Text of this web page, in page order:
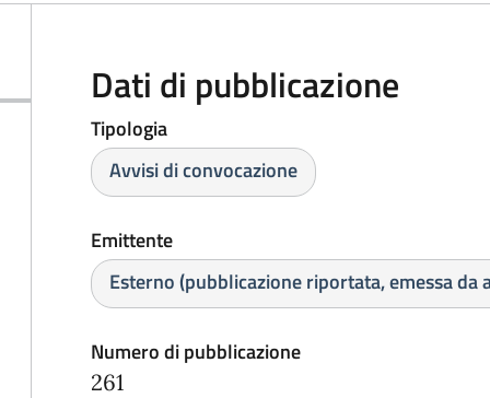
Dati di pubblicazione
Tipologia
Avvisi di convocazione
Emittente
Esterno (pubblicazione riportata, emessa da
Numero di pubblicazione
261